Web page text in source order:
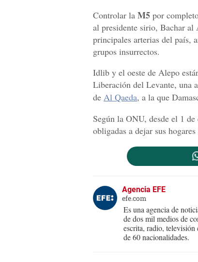
Controlar la M5 por
al presidente sirio, Bachar
principales arterias del país,
grupos insurrectos.
Idlib y el oeste de Alepo
Liberación del Levante, una
de Al Qaeda, a la que
Según la ONU, desde el 1
obligadas a dejar sus
Agencia EFE
efe.com
Es una agencia de
de dos mil medios de
escrita, radio, televisión
de 60 nacionalidades.